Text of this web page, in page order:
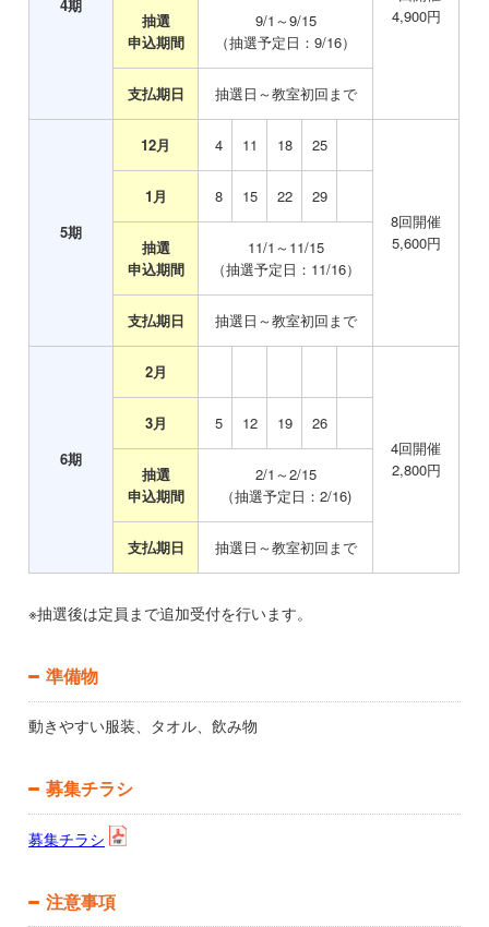
4期
4,900円
抽選
申込期間
9/1～9/15
（抽選予定日：9/16）
支払期日 抽選日～教室初回まで
5期
12月 _4 11 18 25
8回開催
5,600円
1月 08 15 22 29
抽選
申込期間
11/1～11/15
（抽選予定日：11/16）
支払期日 抽選日～教室初回まで
6期
2月
4回開催
2,800円
3月 05 12 19 26
抽選
申込期間
2/1～2/15
（抽選予定日：2/16)
支払期日 抽選日～教室初回まで
※抽選後は定員まで追加受付を行います。
準備物
動きやすい服装、タオル、飲み物
募集チラシ
募集チラシ
注意事項